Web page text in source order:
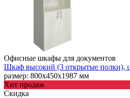
Офисные шкафы для документов
Шкаф высокий (3 открытые полки),
размер: 800х450х1987 мм
Хит продаж
Скидка